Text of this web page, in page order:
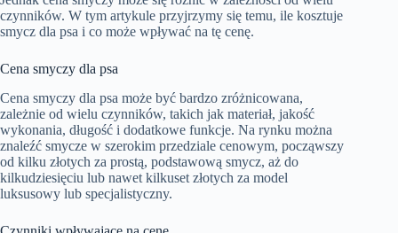
czynników. W tym artykule przyjrzymy się temu, ile kosztuje
smycz dla psa i co może wpływać na tę cenę.
Cena smyczy dla psa
Cena smyczy dla psa może być bardzo zróżnicowana,
zależnie od wielu czynników, takich jak materiał, jakość
wykonania, długość i dodatkowe funkcje. Na rynku można
znaleźć smycze w szerokim przedziale cenowym, począwszy
od kilku złotych za prostą, podstawową smycz, aż do
kilkudziesięciu lub nawet kilkuset złotych za model
luksusowy lub specjalistyczny.